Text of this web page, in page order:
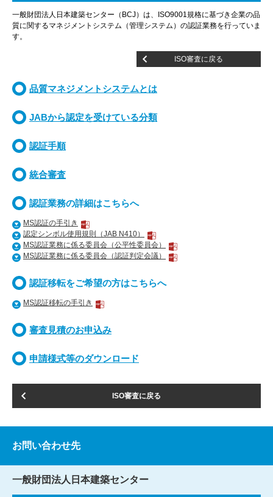
一般財団法人日本建築センター（BCJ）は、ISO9001規格に基づき企業の品
質に関するマネジメントシステム（管理システム）の認証業務を行っていま
す。
ISO審査に戻る
品質マネジメントシステムとは
JABから認定を受けている分類
認証手順
統合審査
認証業務の詳細はこちらへ
MS認証の手引き
認定シンボル使用規則（JAB N410）
MS認証業務に係る委員会（公平性委員会）
MS認証業務に係る委員会（認証判定会議）
認証移転をご希望の方はこちらへ
MS認証移転の手引き
審査見積のお申込み
申請様式等のダウンロード
ISO審査に戻る
お問い合わせ先
一般財団法人日本建築センター